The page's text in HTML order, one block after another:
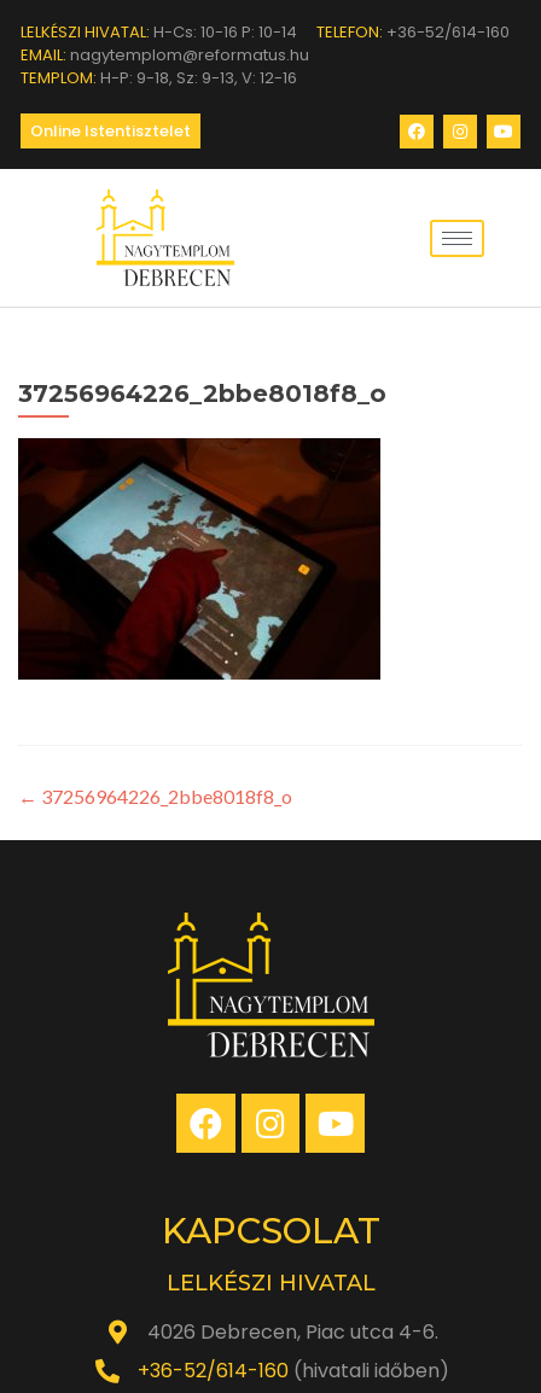
LELKÉSZI HIVATAL: H-Cs: 10-16 P: 10-14 TELEFON: +36-52/614-160
EMAIL: nagytemplom@reformatus.hu
TEMPLOM: H-P: 9-18, Sz: 9-13, V: 12-16
Online Istentisztelet
37256964226_2bbe8018f8_o
← 37256964226_2bbe8018f8_o
KAPCSOLAT
LELKÉSZI HIVATAL
4026 Debrecen, Piac utca 4-6.
+36-52/614-160(hivatali időben)